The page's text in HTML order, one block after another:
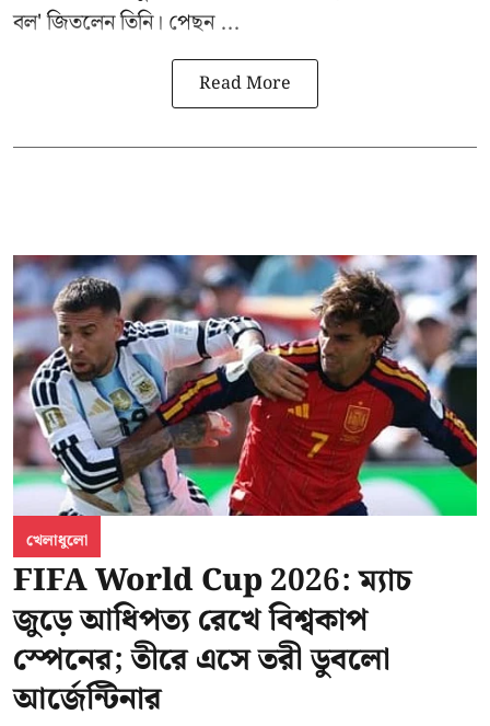
বল' জিতলেন তিনি। পেছন ...
Read More
খেলাধুলো
FIFA World Cup 2026: ম্যাচ
জুড়ে আধিপত্য রেখে বিশ্বকাপ
স্পেনের; তীরে এসে তরী ডুবলো
আর্জেন্টিনার